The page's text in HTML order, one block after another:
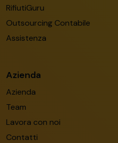
RifiutiGuru
Outsourcing Contabile
Assistenza
Azienda
Azienda
Team
Lavora con noi
Contatti